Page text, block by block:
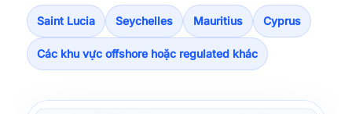
Saint Lucia Seychelles Mauritius Cyprus
Các khu vực offshore hoặc regulated khác